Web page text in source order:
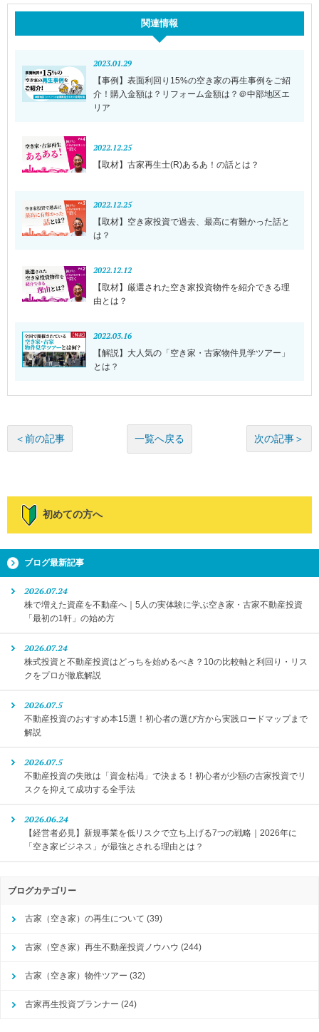
関連情報
2023.01.29
【事例】表面利回り15%の空き家の再生事例をご紹
介！購入金額は？リフォーム金額は？＠中部地区エ
リア
2022.12.25
【取材】古家再生士(R)あるあ！の話とは？
2022.12.25
【取材】空き家投資で過去、最高に有難かった話と
は？
2022.12.12
【取材】厳選された空き家投資物件を紹介できる理
由とは？
2022.03.16
【解説】大人気の「空き家・古家物件見学ツアー」
とは？
＜前の記事 一覧へ戻る 次の記事＞
初めての方へ
ブログ最新記事
2026.07.24
株で増えた資産を不動産へ｜5人の実体験に学ぶ空き家・古家不動産投資
「最初の1軒」の始め方
2026.07.24
株式投資と不動産投資はどっちを始めるべき？10の比較軸と利回り・リス
クをプロが徹底解説
2026.07.5
不動産投資のおすすめ本15選！初心者の選び方から実践ロードマップまで
解説
2026.07.5
不動産投資の失敗は「資金枯渇」で決まる！初心者が少額の古家投資でリ
スクを抑えて成功する全手法
2026.06.24
【経営者必見】新規事業を低リスクで立ち上げる7つの戦略｜2026年に
「空き家ビジネス」が最強とされる理由とは？
ブログカテゴリー
古家（空き家）の再生について (39)
古家（空き家）再生不動産投資ノウハウ (244)
古家（空き家）物件ツアー (32)
古家再生投資プランナー (24)